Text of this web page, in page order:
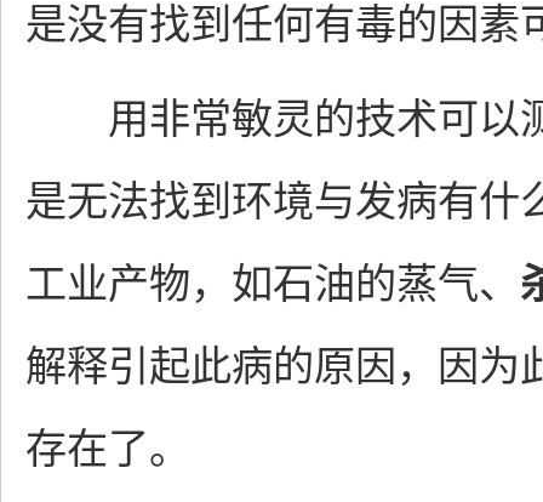
是没有找到任何有毒的因素
用非常敏灵的技术可以
是无法找到环境与发病有什
工业产物，如石油的蒸气、
解释引起此病的原因，因为
存在了。